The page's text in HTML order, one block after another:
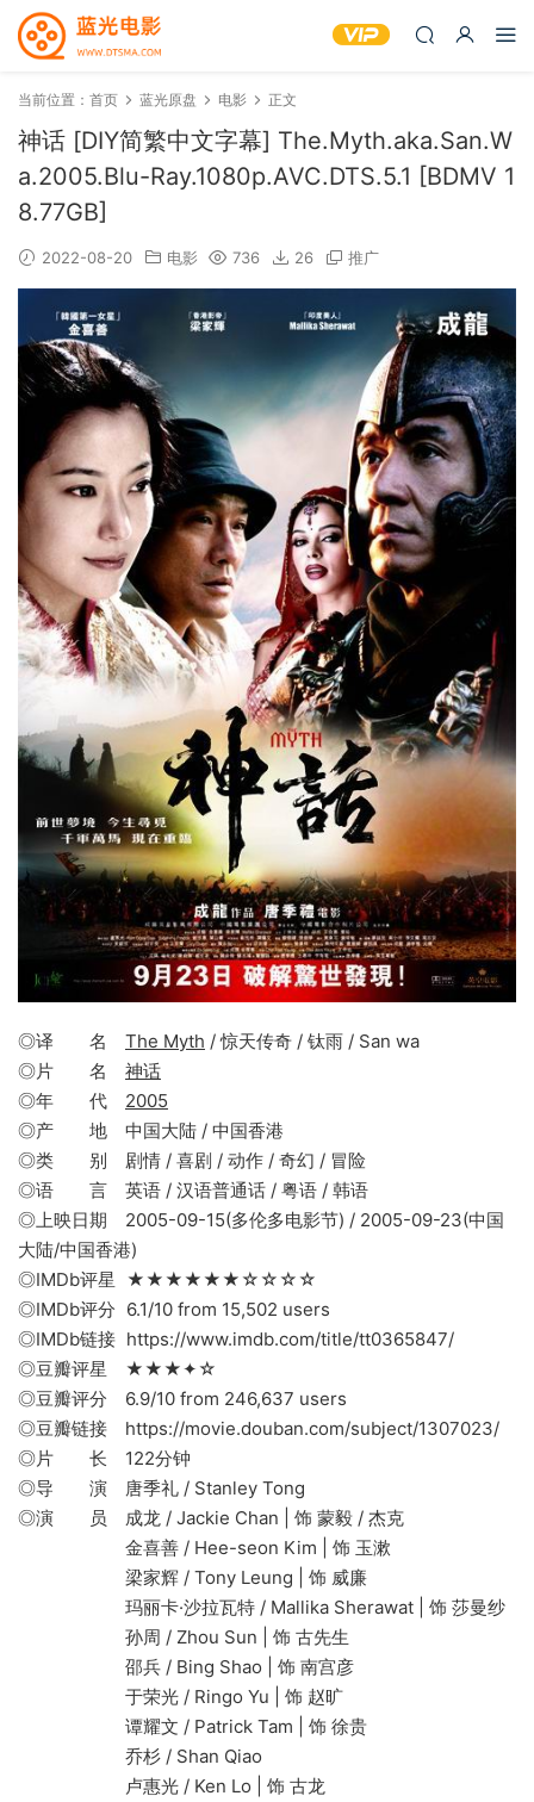
当前位置： 首页 蓝光原盘 电影 正文
神话 [DIY简繁中文字幕] The.Myth.aka.San.W
a.2005.Blu-Ray.1080p.AVC.DTS.5.1 [BDMV 1
8.77GB]
2022-08-20 电影 736 26 推广
◎译 名 The Myth / 惊天传奇 / 钛雨 / San wa
◎片 名 神话
◎年 代 2005
◎产 地 中国大陆 / 中国香港
◎类 别 剧情 / 喜剧 / 动作 / 奇幻 / 冒险
◎语 言 英语 / 汉语普通话 / 粤语 / 韩语
◎上映日期 2005-09-15(多伦多电影节) / 2005-09-23(中国
大陆/中国香港)
◎IMDb评星 ★★★★★★☆☆☆☆
◎IMDb评分 6.1/10 from 15,502 users
◎IMDb链接 https://www.imdb.com/title/tt0365847/
◎豆瓣评星 ★★★✦☆
◎豆瓣评分 6.9/10 from 246,637 users
◎豆瓣链接 https://movie.douban.com/subject/1307023/
◎片 长 122分钟
◎导 演 唐季礼 / Stanley Tong
◎演 员 成龙 / Jackie Chan | 饰 蒙毅 / 杰克
金喜善 / Hee-seon Kim | 饰 玉漱
梁家辉 / Tony Leung | 饰 威廉
玛丽卡·沙拉瓦特 / Mallika Sherawat | 饰 莎曼纱
孙周 / Zhou Sun | 饰 古先生
邵兵 / Bing Shao | 饰 南宫彦
于荣光 / Ringo Yu | 饰 赵旷
谭耀文 / Patrick Tam | 饰 徐贵
乔杉 / Shan Qiao
卢惠光 / Ken Lo | 饰 古龙